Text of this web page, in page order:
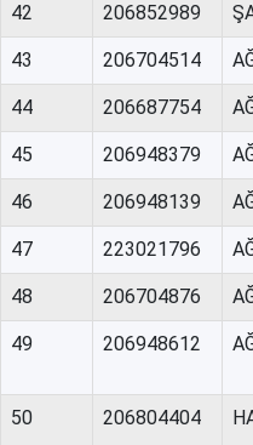
42 206852989
43 206704514
44 206687754
45 206948379
46 206948139
47 223021796
48 206704876
49 206948612
50 206804404